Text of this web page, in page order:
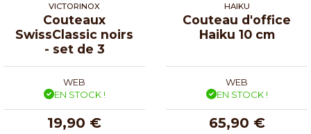
VICTORINOX
Couteaux
SwissClassic noirs
- set de 3
WEB
EN STOCK !
19,90 €
HAIKU
Couteau d'office
Haiku 10 cm
WEB
EN STOCK !
65,90 €